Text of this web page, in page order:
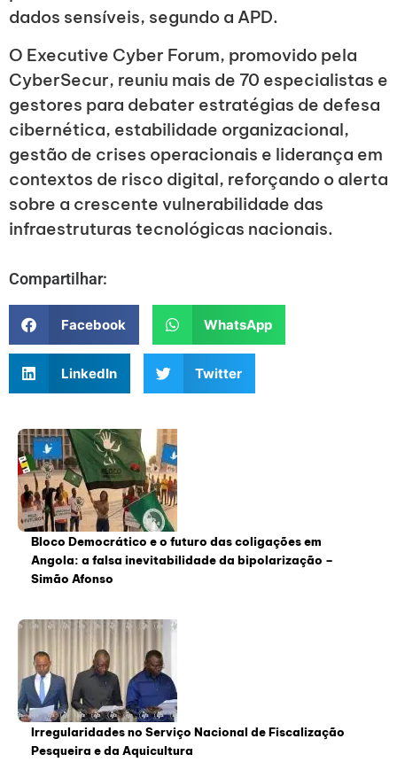
dados sensíveis, segundo a APD.
O Executive Cyber Forum, promovido pela
CyberSecur, reuniu mais de 70 especialistas e
gestores para debater estratégias de defesa
cibernética, estabilidade organizacional,
gestão de crises operacionais e liderança em
contextos de risco digital, reforçando o alerta
sobre a crescente vulnerabilidade das
infraestruturas tecnológicas nacionais.
Compartilhar:
Facebook WhatsApp
LinkedIn Twitter
Bloco Democrático e o futuro das coligações em
Angola: a falsa inevitabilidade da bipolarização –
Simão Afonso
Irregularidades no Serviço Nacional de Fiscalização
Pesqueira e da Aquicultura